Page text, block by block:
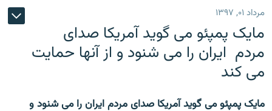
مرداد ۰۱, ۱۳۹۷
مایک پمپئو می گوید آمریکا صدای
مردم ایران را می شنود و از آنها حمایت
می کند
مایک پمپئو می گوید آمریکا صدای مردم ایران را می شنود و